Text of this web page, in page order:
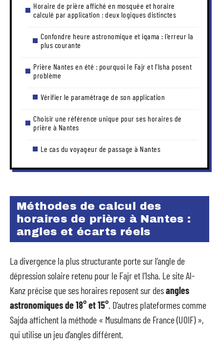
Horaire de prière affiché en mosquée et horaire
calculé par application : deux logiques distinctes
Confondre heure astronomique et iqama : l’erreur la
plus courante
Prière Nantes en été : pourquoi le Fajr et l’Isha posent
problème
Vérifier le paramétrage de son application
Choisir une référence unique pour ses horaires de
prière à Nantes
Le cas du voyageur de passage à Nantes
Méthodes de calcul des
horaires de prière à Nantes :
angles et écarts réels
La divergence la plus structurante porte sur l’angle de
dépression solaire retenu pour le Fajr et l’Isha. Le site Al-
Kanz précise que ses horaires reposent sur desangles
astronomiques de 18° et 15° . D’autres plateformes comme
Sajda affichent la méthode « Musulmans de France (UOIF) »,
qui utilise un jeu d’angles différent.